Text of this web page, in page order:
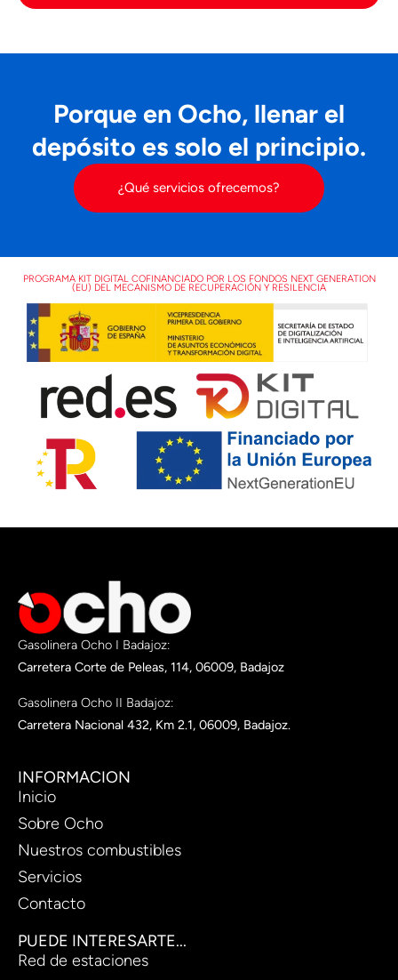
Porque en Ocho, llenar el
depósito es solo el principio.
¿Qué servicios ofrecemos?
PROGRAMA KIT DIGITAL COFINANCIADO POR LOS FONDOS NEXT GENERATION
(EU) DEL MECANISMO DE RECUPERACIÓN Y RESILENCIA
Gasolinera Ocho I Badajoz:
Carretera Corte de Peleas, 114, 06009, Badajoz
Gasolinera Ocho II Badajoz:
Carretera Nacional 432, Km 2.1, 06009, Badajoz.
INFORMACION
Inicio
Sobre Ocho
Nuestros combustibles
Servicios
Contacto
PUEDE INTERESARTE...
Red de estaciones